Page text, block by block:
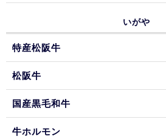
いがや
特産松阪牛
松阪牛
国産黒毛和牛
牛ホルモン